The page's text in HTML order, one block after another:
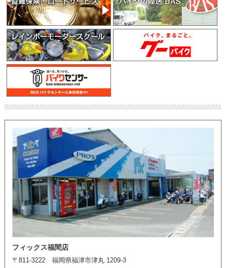
フィックス福間店
〒811-3222 福岡県福津市津丸 1209-3